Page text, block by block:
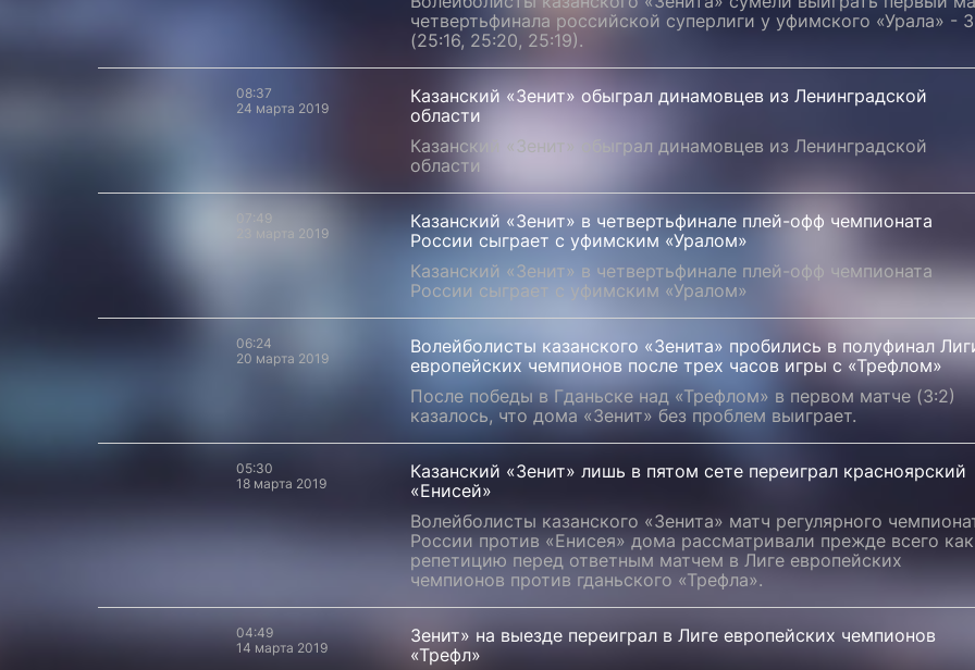
четвертьфинала российской суперлиги у уфимского «Урала» -
(25:16, 25:20, 25:19).
08:37
24 марта 2019
Казанский «Зенит» обыграл динамовцев из Ленинградской
области
Казанский «Зенит» обыграл динамовцев из Ленинградской
области
07:49
23 марта 2019
Казанский «Зенит» в четвертьфинале плей-офф чемпионата
России сыграет с уфимским «Уралом»
Казанский «Зенит» в четвертьфинале плей-офф чемпионата
России сыграет с уфимским «Уралом»
06:24
20 марта 2019
Волейболисты казанского «Зенита» пробились в полуфинал
европейских чемпионов после трех часов игры с «Трефлом»
После победы в Гданьске над «Трефлом» в первом матче (3:2)
казалось, что дома «Зенит» без проблем выиграет.
05:30
18 марта 2019
Казанский «Зенит» лишь в пятом сете переиграл красноярский
«Енисей»
Волейболисты казанского «Зенита» матч регулярного
России против «Енисея» дома рассматривали прежде всего как
репетицию перед ответным матчем в Лиге европейских
чемпионов против гданьского «Трефла».
04:49
14 марта 2019
Зенит» на выезде переиграл в Лиге европейских чемпионов
«Трефл»